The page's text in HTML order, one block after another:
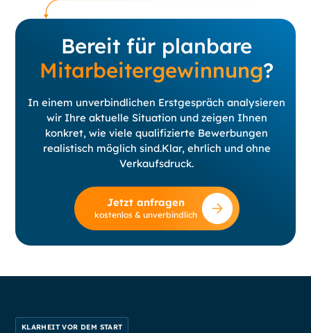
Bereit für planbare
Mitarbeitergewinnung?
In einem unverbindlichen Erstgespräch analysieren
wir Ihre aktuelle Situation und zeigen Ihnen
konkret, wie viele qualifizierte Bewerbungen
realistisch möglich sind.Klar, ehrlich und ohne
Verkaufsdruck.
Jetzt anfragen
kostenlos & unverbindlich
KLARHEIT VOR DEM START